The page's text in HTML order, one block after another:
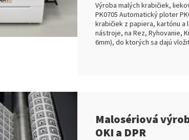
Výroba malých krabičiek,
PK0705 Automatický ploter
krabičiek z papiera, kartónu a
nástroje, na Rez, Ryhovanie,
6mm), do ktorých sa dajú
Malosériová
OKI a DPR